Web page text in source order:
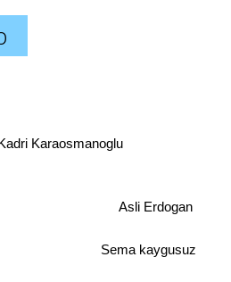
Karaosmanoglu
Sema kaygusuz
Asli Erdogan